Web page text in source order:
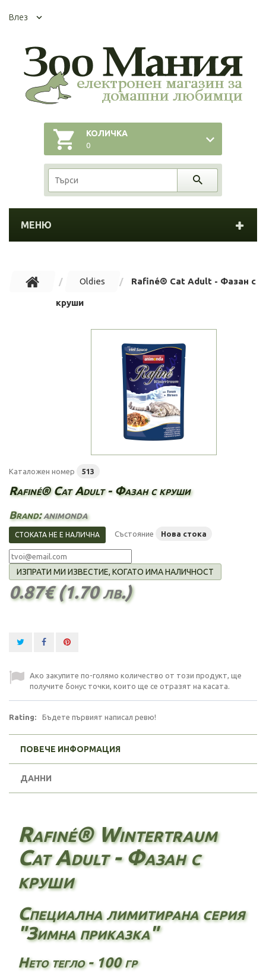
Влез
КОЛИЧКА
0
МЕНЮ
Oldies Rafiné® Cat Adult - Фазан с
круши
Каталожен номер 513
Rafiné® Cat Adult - Фазан с круши
Brand:animonda
СТОКАТА НЕ Е НАЛИЧНА Състояние Нова стока
ИЗПРАТИ МИ ИЗВЕСТИЕ, КОГАТО ИМА НАЛИЧНОСТ
0.87€ (1.70 лв.)
Ако закупите по-голямо количество от този продукт, ще
получите бонус точки, които ще се отразят на касата.
Rating: Бъдете първият написал ревю!
ПОВЕЧЕ ИНФОРМАЦИЯ
ДАННИ
Rafiné® Wintertraum
Cat Adult - Фазан с
круши
Специална лимитирана серия
"Зимна приказка"
Нето тегло - 100 гр